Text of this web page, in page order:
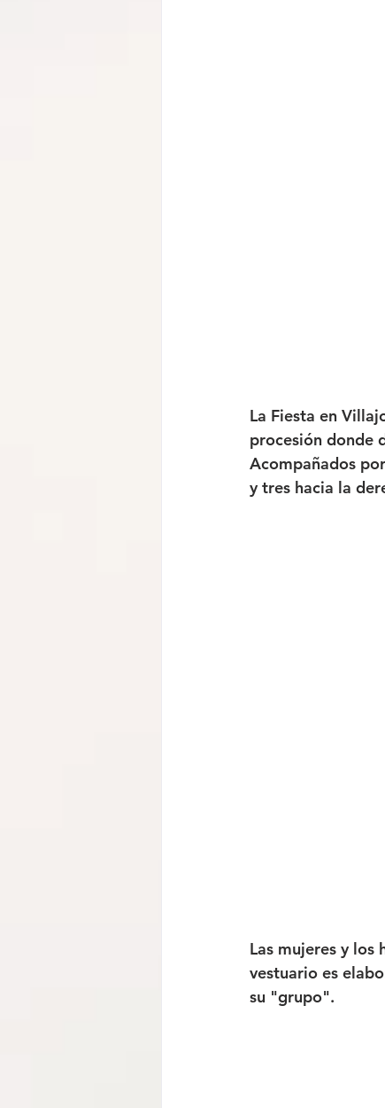
La Fiesta en
procesión donde
Acompañados
y tres hacia la
Las mujeres y
vestuario es
su "grupo".